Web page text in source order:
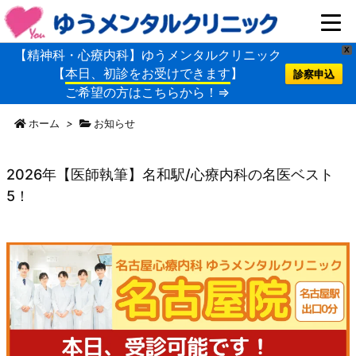
X
【精神科・心療内科】ゆうメンタルクリニック
【本日、初診をお受けできます】
ご希望の方はこちらから！⇒
診察申込
ホーム > お知らせ
2026年【医師執筆】名和駅/心療内科の名医ベスト
5！